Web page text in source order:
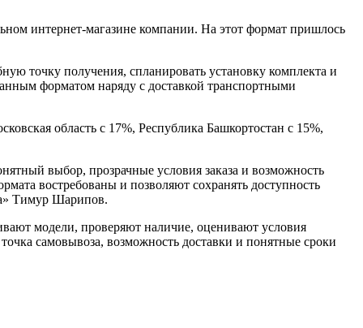
интернет-магазине компании. На этот формат пришлось
точку получения, спланировать установку комплекта и
форматом наряду с доставкой транспортными
область с 17%, Республика Башкортостан с 15%,
выбор, прозрачные условия заказа и возможность
востребованы и позволяют сохранять доступность
Тимур Шарипов.
модели, проверяют наличие, оценивают условия
самовывоза, возможность доставки и понятные сроки